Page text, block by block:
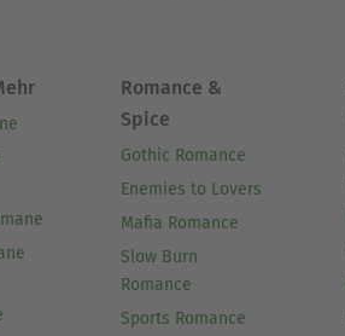
Romance &
Spice
Gothic Romance
Enemies to Lovers
Mafia Romance
Slow Burn
Romance
Sports Romance